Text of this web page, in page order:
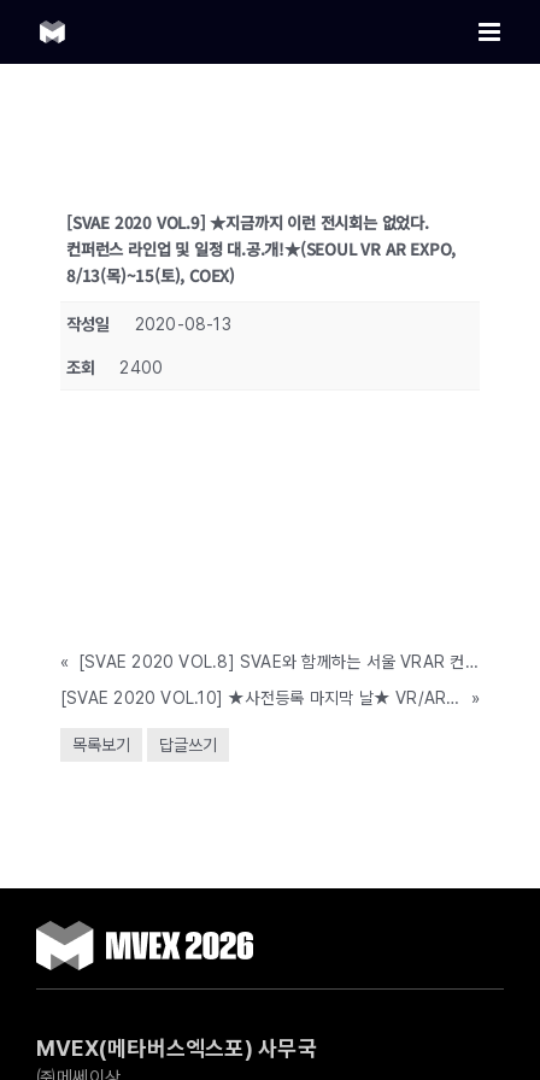
content
[SVAE 2020 VOL.9] ★지금까지 이런 전시회는 없었다.
컨퍼런스 라인업 및 일정 대.공.개!★(SEOUL VR AR EXPO,
8/13(목)~15(토), COEX)
작성일 2020-08-13
조회 2400
«
[SVAE 2020 VOL.8] SVAE와 함께하는 서울 VRAR 컨퍼런스&언택트 테크 컨퍼런스 연사 공개! (8/13(목)~15(토), COEX)
[SVAE 2020 VOL.10] ★사전등록 마지막 날★ VR/AR, 언택트 컨퍼런스 연사 라인업 및 일정 대.공.개(SEOUL VR AR EXPO, 8/13(목)~15(토), COEX)
»
목록보기 답글쓰기
MVEX(메타버스엑스포) 사무국